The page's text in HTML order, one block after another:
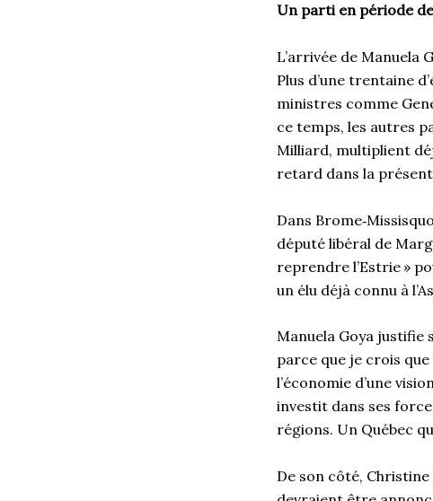
Un parti en période
L’arrivée de Manuela
Plus d’une trentaine
ministres comme
ce temps, les autres
Milliard, multiplient
retard dans la
Dans
député libéral de
reprendre l’Estrie »
un élu déjà connu à
Manuela Goya justifie
parce que je crois
l’économie d’une
investit dans ses
régions. Un Québec
De son côté,